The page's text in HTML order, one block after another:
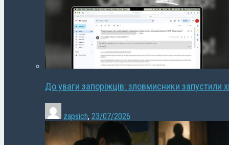
До уваги запоріжців: зловмисники запустили
zapsich, 23/07/2026